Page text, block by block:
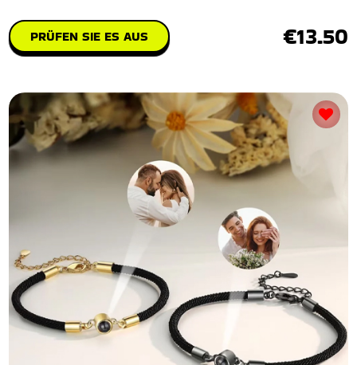
PRÜFEN SIE ES AUS €13.50